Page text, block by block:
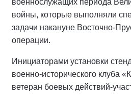
военнослужащих периода
войны, которые выполняли
задачи накануне Восточно-
операции.
Инициаторами установки
военно-исторического клуба
ветеран боевых действий-